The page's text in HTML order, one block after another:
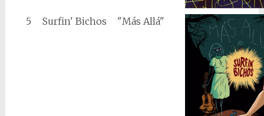
5 Surfin' Bichos "Más Allá"